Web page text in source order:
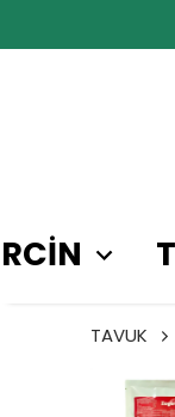
TAVUK